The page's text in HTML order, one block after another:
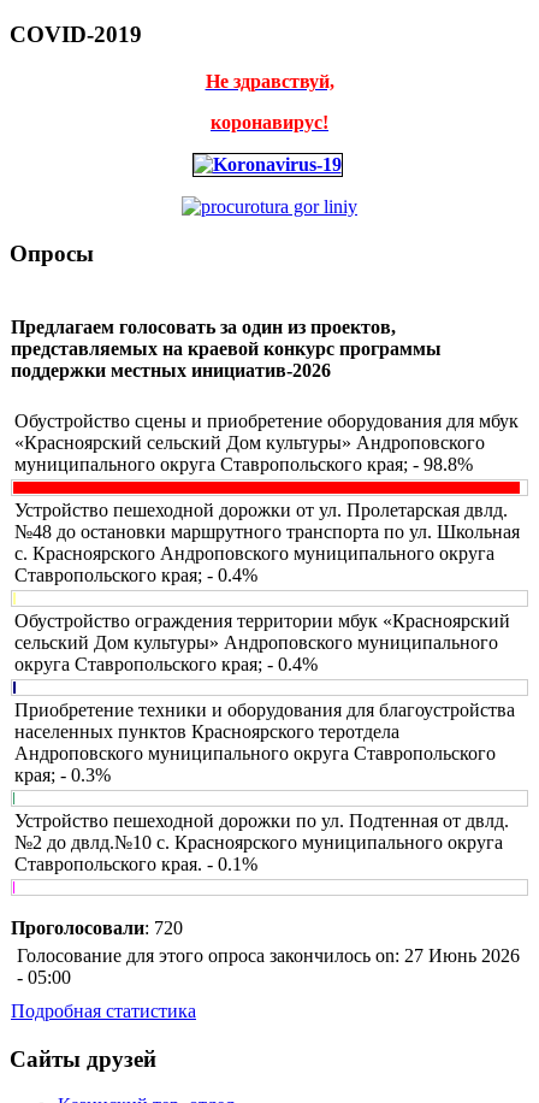
COVID-2019
Не здравствуй,
коронавирус!
Опросы
Предлагаем голосовать за один из проектов,
представляемых на краевой конкурс программы
поддержки местных инициатив-2026
Обустройство сцены и приобретение оборудования для мбук
«Красноярский сельский Дом культуры» Андроповского
муниципального округа Ставропольского края; - 98.8%
Устройство пешеходной дорожки от ул. Пролетарская двлд.
№48 до остановки маршрутного транспорта по ул. Школьная
с. Красноярского Андроповского муниципального округа
Ставропольского края; - 0.4%
Обустройство ограждения территории мбук «Красноярский
сельский Дом культуры» Андроповского муниципального
округа Ставропольского края; - 0.4%
Приобретение техники и оборудования для благоустройства
населенных пунктов Красноярского теротдела
Андроповского муниципального округа Ставропольского
края; - 0.3%
Устройство пешеходной дорожки по ул. Подтенная от двлд.
№2 до двлд.№10 с. Красноярского муниципального округа
Ставропольского края. - 0.1%
Проголосовали: 720
Голосование для этого опроса закончилось on: 27 Июнь 2026
- 05:00
Подробная статистика
Сайты друзей